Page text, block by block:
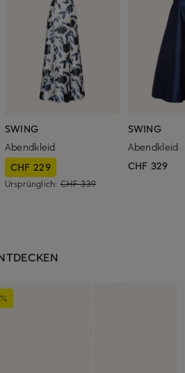
SWING
Abendkleid
CHF 229
Ursprünglich:CHF 339
SWING
Abendkleid
CHF 329